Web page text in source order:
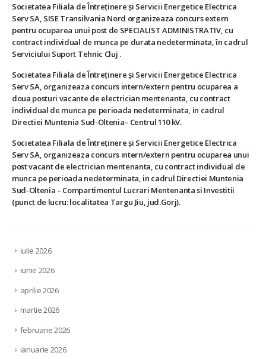
Societatea Filiala de Întreţinere şi Servicii Energetice Electrica
Serv SA, SISE Transilvania Nord organizeaza concurs extern
pentru ocuparea unui post de SPECIALIST ADMINISTRATIV, cu
contract individual de munca pe durata nedeterminata, în cadrul
Serviciului Suport Tehnic Cluj .
Societatea Filiala de Întreţinere şi Servicii Energetice Electrica
Serv SA, organizeaza concurs intern/extern pentru ocuparea a
doua posturi vacante de electrician mentenanta, cu contract
individual de munca pe perioada nedeterminata, in cadrul
Directiei Muntenia Sud-Oltenia– Centrul 110 kV.
Societatea Filiala de Întreţinere şi Servicii Energetice Electrica
Serv SA, organizeaza concurs intern/extern pentru ocuparea unui
post vacant de electrician mentenanta, cu contract individual de
munca pe perioada nedeterminata, in cadrul Directiei Muntenia
Sud-Oltenia – Compartimentul Lucrari Mentenanta si Investitii
(punct de lucru: localitatea Targu Jiu, jud.Gorj).
iulie 2026
iunie 2026
aprilie 2026
martie 2026
februarie 2026
ianuarie 2026